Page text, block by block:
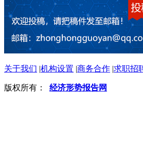
关于我们 |机构设置 |商务合作 |求职招
版权所有： 经济形势报告网